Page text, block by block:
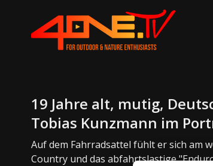
19 Jahre alt, mutig,
Tobias Kunzmann im
Auf dem Fahrradsattel fühlt er sich am
Country und das abfahrtslastige